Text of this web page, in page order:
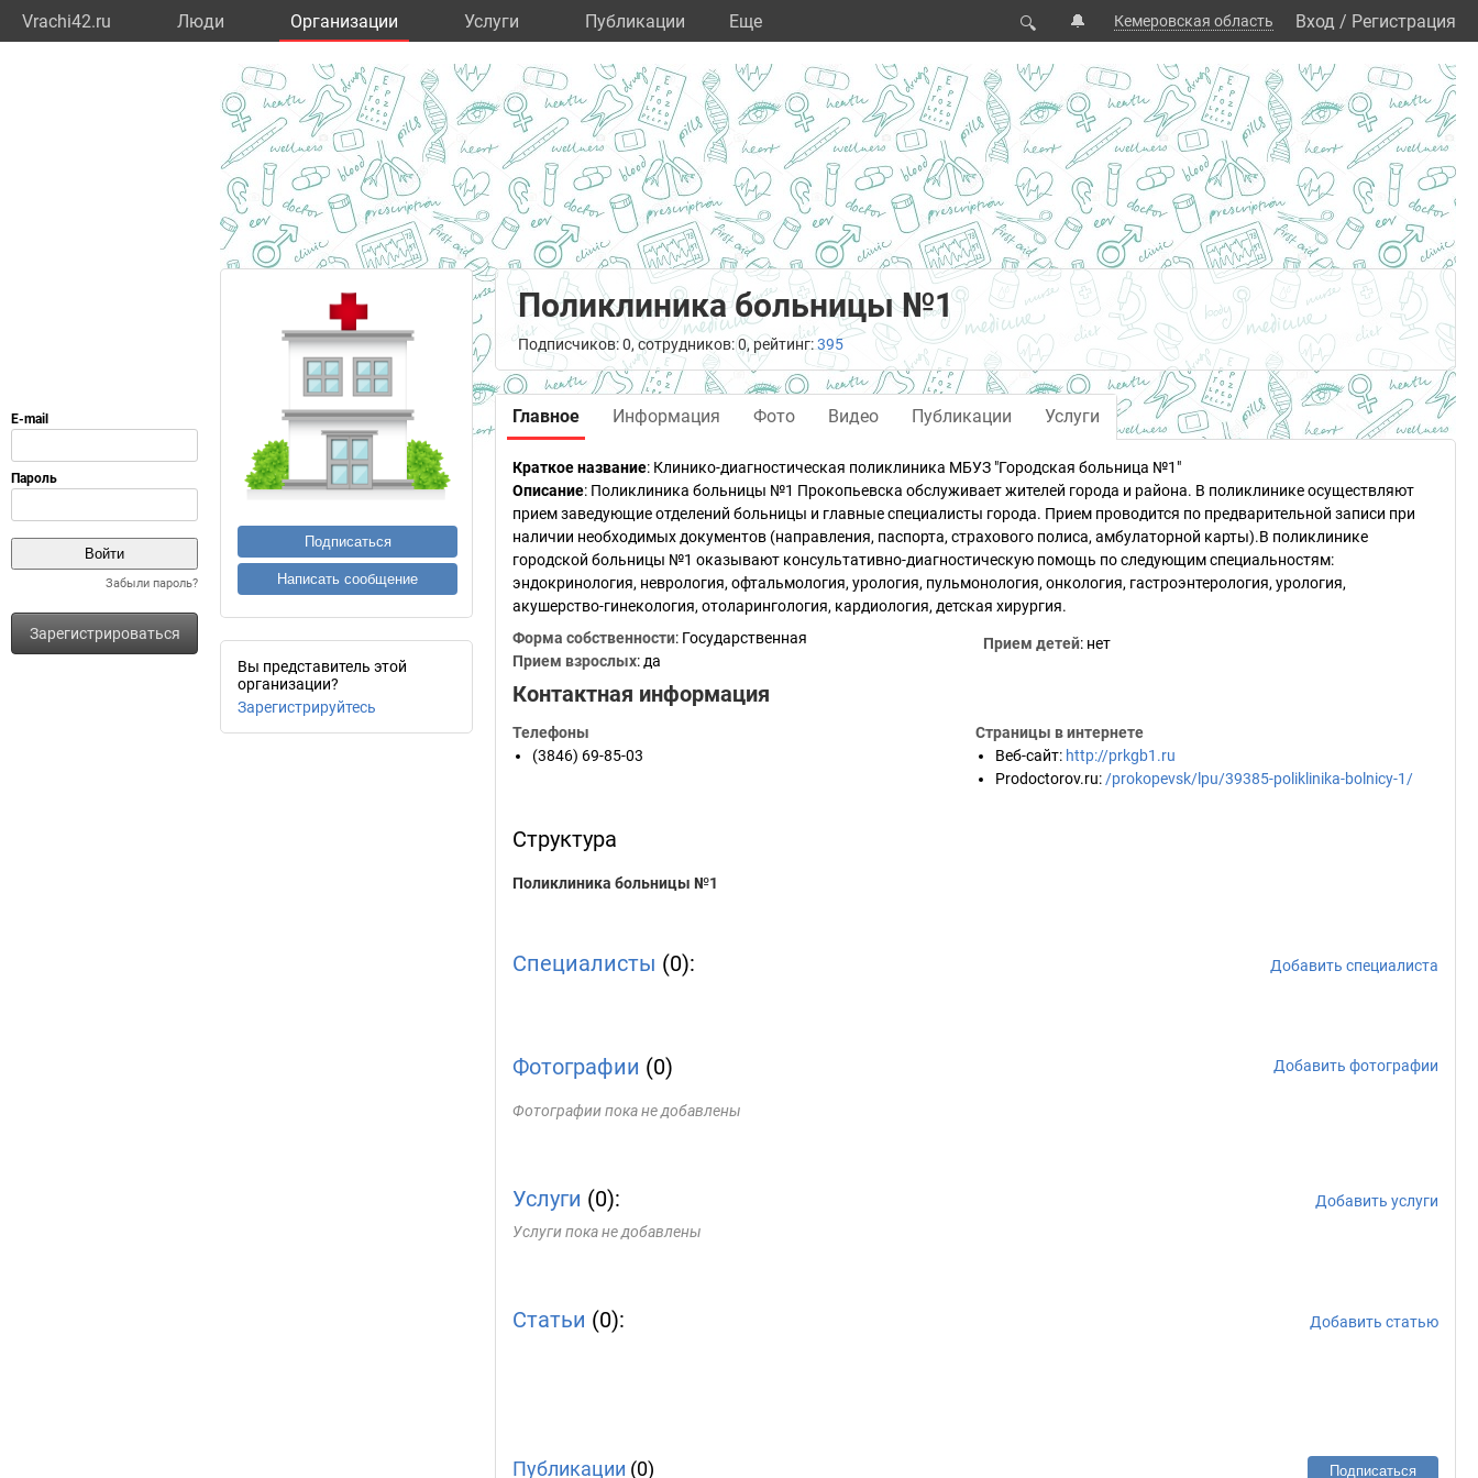
Vrachi42.ru Люди Организации Услуги Публикации Eще 🔍 🔔 Кемеровская область Вход / Регистрация
Забыли пароль?
Зарегистрироваться
Подписаться
Написать сообщение
Вы представитель этой
организации?
Зарегистрируйтесь
Поликлиника больницы №1
Подписчиков: 0, сотрудников: 0, рейтинг:395
Главное Информация Фото Видео Публикации Услуги
Краткое название: Клинико-диагностическая поликлиника МБУЗ "Городская больница №1"
Описание: Поликлиника больницы №1 Прокопьевска обслуживает жителей города и района. В поликлинике осуществляют
прием заведующие отделений больницы и главные специалисты города. Прием проводится по предварительной записи при
наличии необходимых документов (направления, паспорта, страхового полиса, амбулаторной карты).В поликлинике
городской больницы №1 оказывают консультативно-диагностическую помощь по следующим специальностям:
эндокринология, неврология, офтальмология, урология, пульмонология, онкология, гастроэнтерология, урология,
акушерство-гинекология, отоларингология, кардиология, детская хирургия.
Форма собственности: Государственная
Прием взрослых: да
Прием детей: нет
Контактная информация
Телефоны
(3846) 69-85-03
Страницы в интернете
Веб-сайт: http://prkgb1.ru
Prodoctorov.ru: /prokopevsk/lpu/39385-poliklinika-bolnicy-1/
Структура
Поликлиника больницы №1
Специалисты (0): Добавить специалиста
Фотографии (0) Добавить фотографии
Фотографии пока не добавлены
Услуги (0):
Добавить услуги
Услуги пока не добавлены
Статьи (0): Добавить статью
Публикации (0) Подписаться